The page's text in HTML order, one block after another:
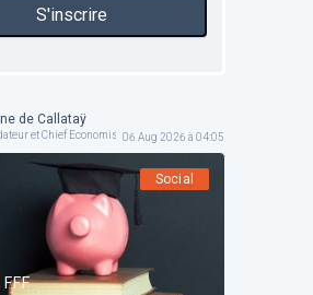
S'inscrire
de Callataÿ
et Chief Economist @ Orcadia Asset Management
06 Aug 2026 à 04:05
Social
F.F.F.